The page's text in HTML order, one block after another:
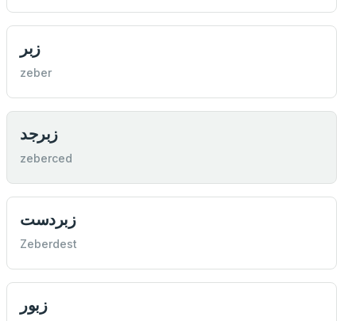
زبر
zeber
زبرجد
zeberced
زبردست
Zeberdest
زبور